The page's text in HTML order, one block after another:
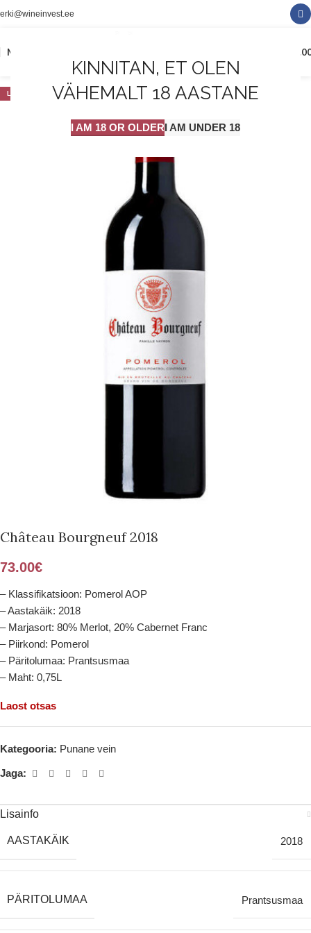
KINNITAN, ET OLEN
VÄHEMALT 18 AASTANE
I AM 18 OR OLDERI AM UNDER 18
erki@wineinvest.ee
MENÜÜ
LAOST OTSAS
Château Bourgneuf 2018
73.00€
– Klassifikatsioon: Pomerol AOP
– Aastakäik: 2018
– Marjasort: 80% Merlot, 20% Cabernet Franc
– Piirkond: Pomerol
– Päritolumaa: Prantsusmaa
– Maht: 0,75L
Laost otsas
Kategooria: Punane vein
Jaga:
Lisainfo
AASTAKÄIK 2018
PÄRITOLUMAA Prantsusmaa